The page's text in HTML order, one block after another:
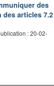
des
articles 7.2
: 20-02-